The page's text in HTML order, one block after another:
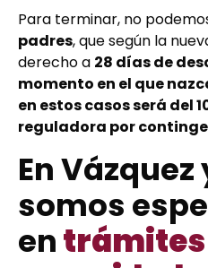
Para terminar, no
padres, que según la
derecho a 28 días de
momento en el que
en estos casos será del
reguladora por
En
somos
entrámites